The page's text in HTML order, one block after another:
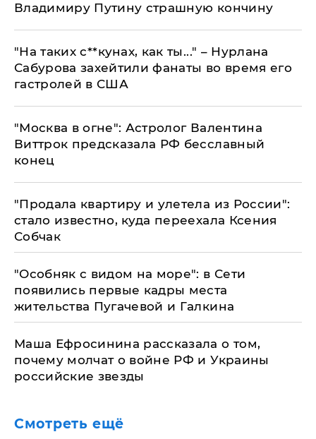
Владимиру Путину страшную кончину
"На таких с**кунах, как ты..." – Нурлана
Сабурова захейтили фанаты во время его
гастролей в США
"Москва в огне": Астролог Валентина
Виттрок предсказала РФ бесславный
конец
"Продала квартиру и улетела из России":
стало известно, куда переехала Ксения
Собчак
"Особняк с видом на море": в Сети
появились первые кадры места
жительства Пугачевой и Галкина
Маша Ефросинина рассказала о том,
почему молчат о войне РФ и Украины
российские звезды
Смотреть ещё